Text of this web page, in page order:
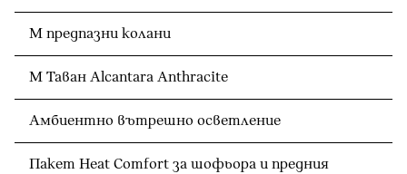
M предпазни колани
M Таван Alcantara Anthracite
Амбиентно вътрешно осветление
Пакет Heat Comfort за шофьора и предния